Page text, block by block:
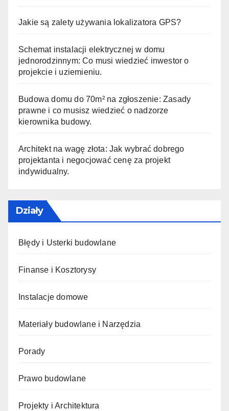
Jakie są zalety używania lokalizatora GPS?
Schemat instalacji elektrycznej w domu
jednorodzinnym: Co musi wiedzieć inwestor o
projekcie i uziemieniu.
Budowa domu do 70m² na zgłoszenie: Zasady
prawne i co musisz wiedzieć o nadzorze
kierownika budowy.
Architekt na wagę złota: Jak wybrać dobrego
projektanta i negocjować cenę za projekt
indywidualny.
Działy
Błędy i Usterki budowlane
Finanse i Kosztorysy
Instalacje domowe
Materiały budowlane i Narzędzia
Porady
Prawo budowlane
Projekty i Architektura